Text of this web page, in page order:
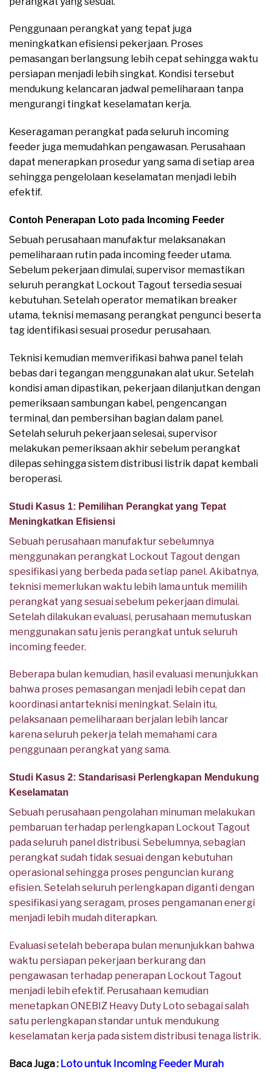
Penggunaan perangkat yang tepat juga
meningkatkan efisiensi pekerjaan. Proses
pemasangan berlangsung lebih cepat sehingga waktu
persiapan menjadi lebih singkat. Kondisi tersebut
mendukung kelancaran jadwal pemeliharaan tanpa
mengurangi tingkat keselamatan kerja.
Keseragaman perangkat pada seluruh incoming
feeder juga memudahkan pengawasan. Perusahaan
dapat menerapkan prosedur yang sama di setiap area
sehingga pengelolaan keselamatan menjadi lebih
efektif.
Contoh Penerapan Loto pada Incoming Feeder
Sebuah perusahaan manufaktur melaksanakan
pemeliharaan rutin pada incoming feeder utama.
Sebelum pekerjaan dimulai, supervisor memastikan
seluruh perangkat Lockout Tagout tersedia sesuai
kebutuhan. Setelah operator mematikan breaker
utama, teknisi memasang perangkat pengunci beserta
tag identifikasi sesuai prosedur perusahaan.
Teknisi kemudian memverifikasi bahwa panel telah
bebas dari tegangan menggunakan alat ukur. Setelah
kondisi aman dipastikan, pekerjaan dilanjutkan dengan
pemeriksaan sambungan kabel, pengencangan
terminal, dan pembersihan bagian dalam panel.
Setelah seluruh pekerjaan selesai, supervisor
melakukan pemeriksaan akhir sebelum perangkat
dilepas sehingga sistem distribusi listrik dapat kembali
beroperasi.
Studi Kasus 1: Pemilihan Perangkat yang Tepat
Meningkatkan Efisiensi
Sebuah perusahaan manufaktur sebelumnya
menggunakan perangkat Lockout Tagout dengan
spesifikasi yang berbeda pada setiap panel. Akibatnya,
teknisi memerlukan waktu lebih lama untuk memilih
perangkat yang sesuai sebelum pekerjaan dimulai.
Setelah dilakukan evaluasi, perusahaan memutuskan
menggunakan satu jenis perangkat untuk seluruh
incoming feeder.
Beberapa bulan kemudian, hasil evaluasi menunjukkan
bahwa proses pemasangan menjadi lebih cepat dan
koordinasi antarteknisi meningkat. Selain itu,
pelaksanaan pemeliharaan berjalan lebih lancar
karena seluruh pekerja telah memahami cara
penggunaan perangkat yang sama.
Studi Kasus 2: Standarisasi Perlengkapan Mendukung
Keselamatan
Sebuah perusahaan pengolahan minuman melakukan
pembaruan terhadap perlengkapan Lockout Tagout
pada seluruh panel distribusi. Sebelumnya, sebagian
perangkat sudah tidak sesuai dengan kebutuhan
operasional sehingga proses penguncian kurang
efisien. Setelah seluruh perlengkapan diganti dengan
spesifikasi yang seragam, proses pengamanan energi
menjadi lebih mudah diterapkan.
Evaluasi setelah beberapa bulan menunjukkan bahwa
waktu persiapan pekerjaan berkurang dan
pengawasan terhadap penerapan Lockout Tagout
menjadi lebih efektif. Perusahaan kemudian
menetapkan ONEBIZ Heavy Duty Loto sebagai salah
satu perlengkapan standar untuk mendukung
keselamatan kerja pada sistem distribusi tenaga listrik.
Baca Juga : Loto untuk Incoming Feeder Murah